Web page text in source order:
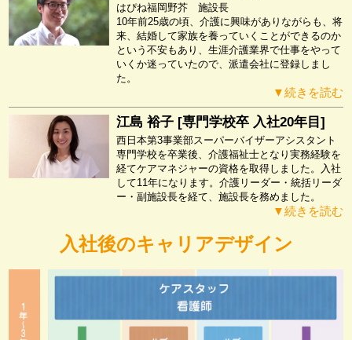
はぴね福岡野芥 施設長
10年前25歳の頃、介護に興味がありながらも、将
来、結婚して家族を養っていくことができるのか
という不安もあり、生涯介護業界で仕事をやって
いくか迷っていたので、派遣会社に登録しまし
た。
▼続きを読む
江島 裕子 [専門学校卒 入社20年目]
西日本第3事業部スーパーバイザーアシスタント
専門学校を卒業後、介護福祉士となり実務経験を
経てケアマネジャーの資格を取得しました。入社
して11年になります。介護リーダー・統括リーダ
ー・副施設長を経て、施設長を務めました。
▼続きを読む
入社後のキャリアデザイン